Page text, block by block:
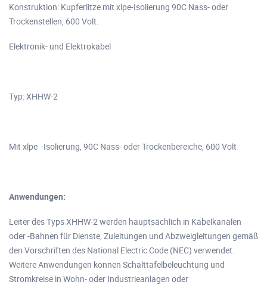
Konstruktion: Kupferlitze mit xlpe-Isolierung 90C Nass- oder
Trockenstellen, 600 Volt.
Elektronik- und Elektrokabel
Typ: XHHW-2
Mit xlpe -Isolierung, 90C Nass- oder Trockenbereiche, 600 Volt
Anwendungen:
Leiter des Typs XHHW-2 werden hauptsächlich in Kabelkanälen
oder -Bahnen für Dienste, Zuleitungen und Abzweigleitungen gemäß
den Vorschriften des National Electric Code (NEC) verwendet.
Weitere Anwendungen können Schalttafelbeleuchtung und
Stromkreise in Wohn- oder Industrieanlagen oder